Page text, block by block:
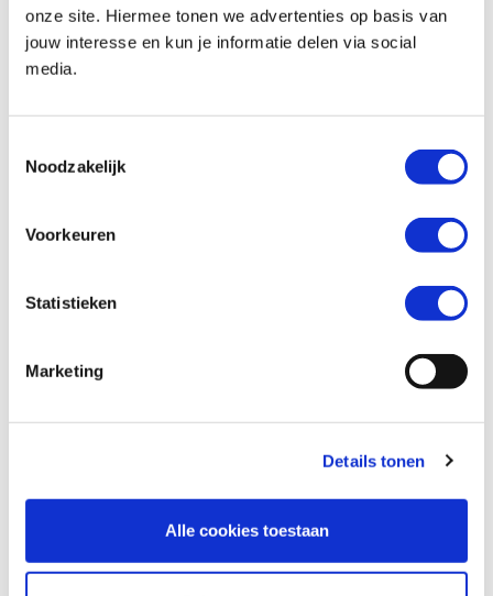
onze site. Hiermee tonen we advertenties op basis van
jouw interesse en kun je informatie delen via social
media.
Noodzakelijk
Voorkeuren
Statistieken
Marketing
Details tonen
Alle cookies toestaan
Kenteken *
Afbeelding 1(Maximaal 3 MB)